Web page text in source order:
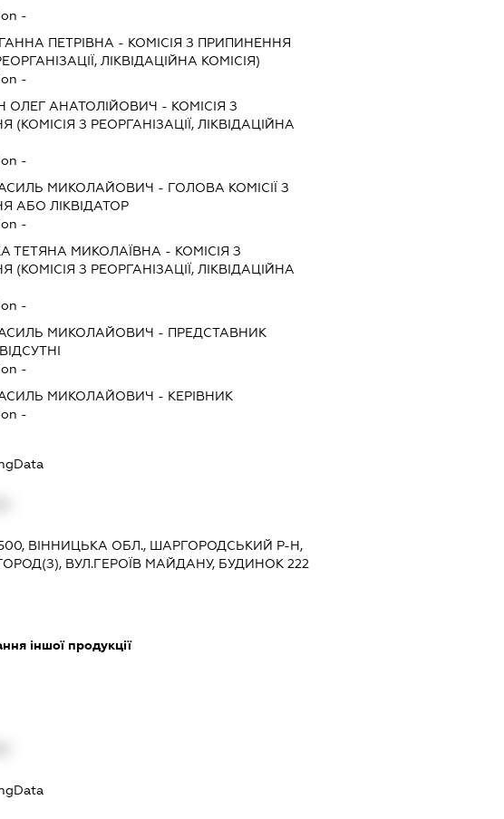
-
ПЕТРІВНА - КОМІСІЯ З ПРИПИНЕННЯ
ЛІКВІДАЦІЙНА КОМІСІЯ)
-
ОЛЕГ АНАТОЛІЙОВИЧ - КОМІСІЯ З
(КОМІСІЯ З РЕОРГАНІЗАЦІЇ, ЛІКВІДАЦІЙНА
-
МИКОЛАЙОВИЧ - ГОЛОВА КОМІСІЇ З
АБО ЛІКВІДАТОР
-
ТЕТЯНА МИКОЛАЇВНА - КОМІСІЯ З
(КОМІСІЯ З РЕОРГАНІЗАЦІЇ, ЛІКВІДАЦІЙНА
-
МИКОЛАЙОВИЧ - ПРЕДСТАВНИК
-
МИКОЛАЙОВИЧ - КЕРІВНИК
-
ВІННИЦЬКА ОБЛ., ШАРГОРОДСЬКИЙ Р-Н,
ВУЛ.ГЕРОЇВ МАЙДАНУ, БУДИНОК 222
іншої продукції